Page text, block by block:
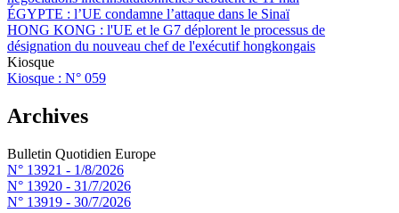
ÉGYPTE : l’UE condamne l’attaque dans le Sinaï
HONG KONG : l'UE et le G7 déplorent le processus de
désignation du nouveau chef de l'exécutif hongkongais
Kiosque
Kiosque : N° 059
Archives
Bulletin Quotidien Europe
N° 13921 - 1/8/2026
N° 13920 - 31/7/2026
N° 13919 - 30/7/2026